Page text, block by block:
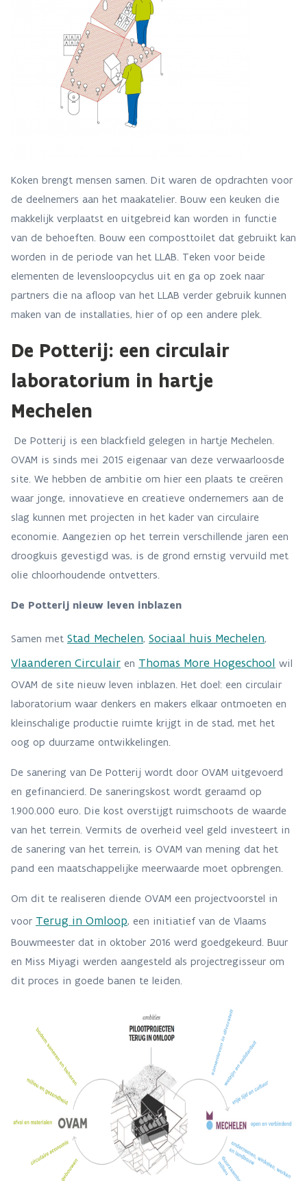
Koken brengt mensen samen. Dit waren de opdrachten voor
de deelnemers aan het maakatelier. Bouw een keuken die
makkelijk verplaatst en uitgebreid kan worden in functie
van de behoeften. Bouw een composttoilet dat gebruikt kan
worden in de periode van het LLAB. Teken voor beide
elementen de levensloopcyclus uit en ga op zoek naar
partners die na afloop van het LLAB verder gebruik kunnen
maken van de installaties, hier of op een andere plek.
De Potterij: een circulair
laboratorium in hartje
Mechelen
De Potterij is een blackfield gelegen in hartje Mechelen.
OVAM is sinds mei 2015 eigenaar van deze verwaarloosde
site. We hebben de ambitie om hier een plaats te creëren
waar jonge, innovatieve en creatieve ondernemers aan de
slag kunnen met projecten in het kader van circulaire
economie. Aangezien op het terrein verschillende jaren een
droogkuis gevestigd was, is de grond ernstig vervuild met
olie chloorhoudende ontvetters.
De Potterij nieuw leven inblazen
Samen met Stad Mechelen, Sociaal huis Mechelen,
Vlaanderen Circulair en Thomas More Hogeschool wil
OVAM de site nieuw leven inblazen. Het doel: een circulair
laboratorium waar denkers en makers elkaar ontmoeten en
kleinschalige productie ruimte krijgt in de stad, met het
oog op duurzame ontwikkelingen.
De sanering van De Potterij wordt door OVAM uitgevoerd
en gefinancierd. De saneringskost wordt geraamd op
1.900.000 euro. Die kost overstijgt ruimschoots de waarde
van het terrein. Vermits de overheid veel geld investeert in
de sanering van het terrein, is OVAM van mening dat het
pand een maatschappelijke meerwaarde moet opbrengen.
Om dit te realiseren diende OVAM een projectvoorstel in
voor Terug in Omloop, een initiatief van de Vlaams
Bouwmeester dat in oktober 2016 werd goedgekeurd. Buur
en Miss Miyagi werden aangesteld als projectregisseur om
dit proces in goede banen te leiden.